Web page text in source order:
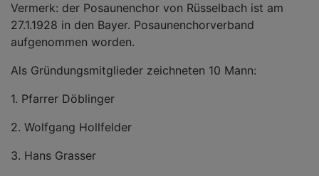
Vermerk: der Posaunenchor von Rüsselbach ist am
27.1.1928 in den Bayer. Posaunenchorverband
aufgenommen worden.
Als Gründungsmitglieder zeichneten 10 Mann:
1. Pfarrer Döblinger
2. Wolfgang Hollfelder
3. Hans Grasser